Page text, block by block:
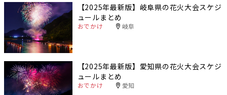
【2025年最新版】岐阜県の花火大会スケジ
ュールまとめ
おでかけ 岐阜
【2025年最新版】愛知県の花火大会スケジ
ュールまとめ
おでかけ 愛知